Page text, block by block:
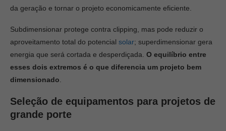
da geração e tornar o projeto economicamente eficiente.
Subdimensionar protege contra clipping, mas pode reduzir o
aproveitamento total do potencial solar; superdimensionar gera
energia que será cortada e desperdiçada. O equilíbrio entre
esses dois extremos é o que diferencia um projeto bem
dimensionado
Seleção de equipamentos para projetos de
grande porte